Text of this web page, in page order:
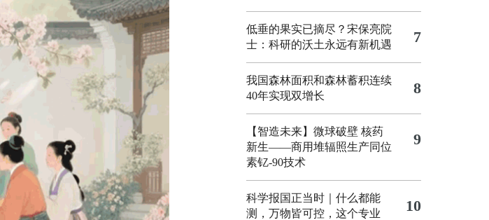
低垂的果实已摘尽？宋保亮院
士：科研的沃土永远有新机遇
7
我国森林面积和森林蓄积连续
40年实现双增长
8
【智造未来】微球破壁 核药
新生——商用堆辐照生产同位
素钇-90技术
9
科学报国正当时｜什么都能
测，万物皆可控，这个专业
10